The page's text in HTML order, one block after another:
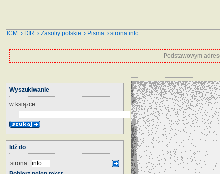
ICM › DIR ›Zasoby polskie › Pisma › strona info
Podstawowym
Wyszukiwanie
w książce
Idź do
strona: